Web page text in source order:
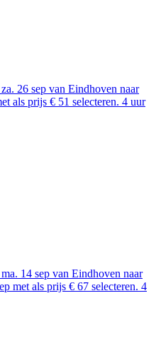
26 sep van Eindhoven naar
als prijs € 51 selecteren. 4 uur
14 sep van Eindhoven naar
met als prijs € 67 selecteren. 4